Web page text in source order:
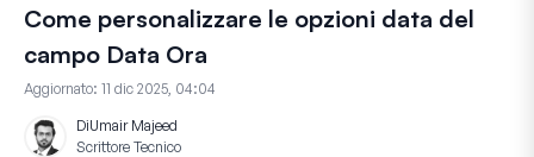
Come personalizzare le opzioni data del
campo Data Ora
Aggiornato: 11 dic 2025, 04:04
DiUmair Majeed
Scrittore Tecnico